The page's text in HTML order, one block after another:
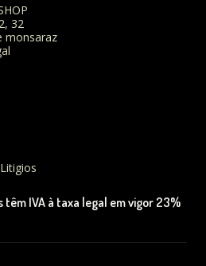
32
monsaraz
IVA à taxa legal em vigor 23%